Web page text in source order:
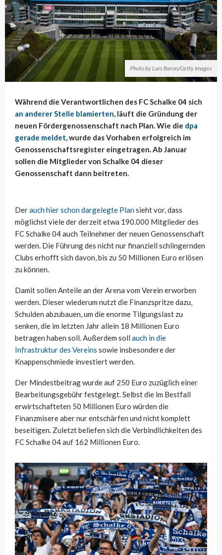
Photo by Lars Baron/Getty Images
Während die Verantwortlichen des FC Schalke 04 sich
an anderer Stelle blamierten, läuft die Gründung der
neuen Fördergenossenschaft nach Plan. Wie die dpa
gerade meldet, wurde das Vorhaben erfolgreich im
Genossenschaftsregister eingetragen. Ab Januar
sollen die Mitglieder von Schalke 04 dieser
Genossenschaft dann beitreten.
Derauch hier schon dargelegte Plansieht vor, dass
möglichst viele der derzeit etwa 190.000 Mitglieder des
FC Schalke 04 auch Teilnehmer der neuen Genossenschaft
werden. Die Führung des nicht nur finanziell schlingernden
Clubs erhofft sich davon, bis zu 50 Millionen Euro erlösen
zu können.
Damit sollen Anteile an der Arena vom Verein erworben
werden. Dieser wiederum nutzt die Finanzspritze dazu,
Schulden abzubauen, um die enorme Tilgungslast zu
senken, die im letzten Jahr allein 18 Millionen Euro
betragen haben soll. Außerdem soll auch in die
Infrastruktur des Vereins sowie insbesondere der
Knappenschmiede investiert werden.
Der Mindestbeitrag wurde auf 250 Euro zuzüglich einer
Bearbeitungsgebühr festgelegt. Selbst die im Bestfall
erwirtschafteten 50 Millionen Euro würden die
Finanzmisere aber nur entschärfen und nicht komplett
beseitigen. Zuletzt beliefen sich die Verbindlichkeiten des
FC Schalke 04 auf 162 Millionen Euro.